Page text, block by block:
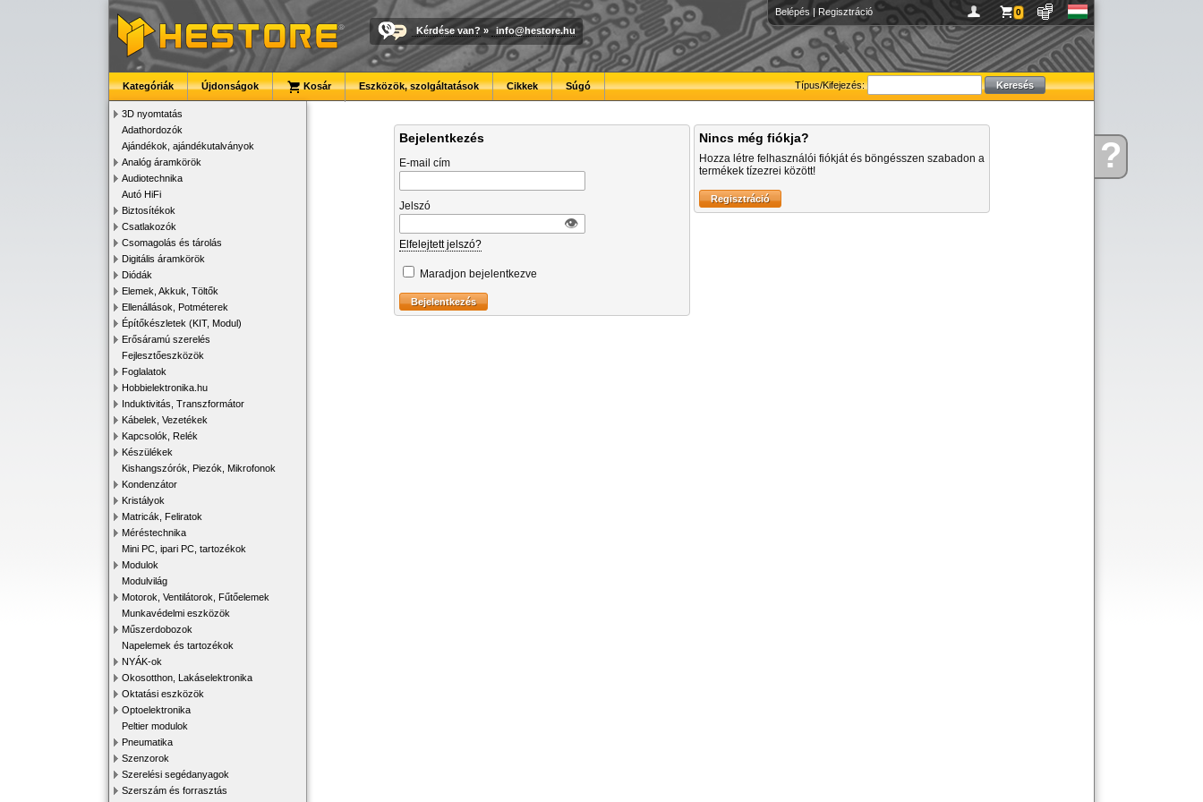
Kérdése?
Belépés | Regisztráció 0
Kérdése van? » info@hestore.hu
Típus/Kifejezés:
Kategóriák Újdonságok Kosár Eszközök, szolgáltatások Cikkek Súgó
3D nyomtatás
Adathordozók
Ajándékok, ajándékutalványok
Analóg áramkörök
Audiotechnika
Autó HiFi
Biztosítékok
Csatlakozók
Csomagolás és tárolás
Digitális áramkörök
Diódák
Elemek, Akkuk, Töltők
Ellenállások, Potméterek
Építőkészletek (KIT, Modul)
Erősáramú szerelés
Fejlesztőeszközök
Foglalatok
Hobbielektronika.hu
Induktivitás, Transzformátor
Kábelek, Vezetékek
Kapcsolók, Relék
Készülékek
Kishangszórók, Piezók, Mikrofonok
Kondenzátor
Kristályok
Matricák, Feliratok
Méréstechnika
Mini PC, ipari PC, tartozékok
Modulok
Modulvilág
Motorok, Ventilátorok, Fűtőelemek
Munkavédelmi eszközök
Műszerdobozok
Napelemek és tartozékok
NYÁK-ok
Okosotthon, Lakáselektronika
Oktatási eszközök
Optoelektronika
Peltier modulok
Pneumatika
Szenzorok
Szerelési segédanyagok
Szerszám és forrasztás
Bejelentkezés
E-mail cím
Jelszó
👁︎
Elfelejtett jelszó?
Maradjon bejelentkezve
Nincs még fiókja?
Hozza létre felhasználói fiókját és böngésszen szabadon a
termékek tízezrei között!